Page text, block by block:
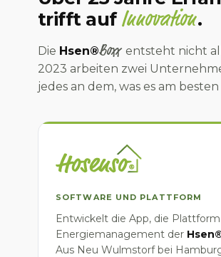
trifft aufInnovation.
Die Hsen®Boxx entsteht nicht
2023 arbeiten zwei
jedes an dem, was es am
SOFTWARE UND PLATTFORM
Entwickelt die App, die
Energiemanagement der
Aus Neu Wulmstorf bei